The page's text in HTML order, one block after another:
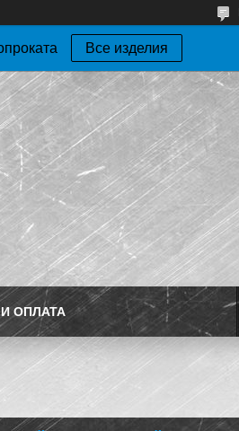
Все изделия
ОПЛАТА